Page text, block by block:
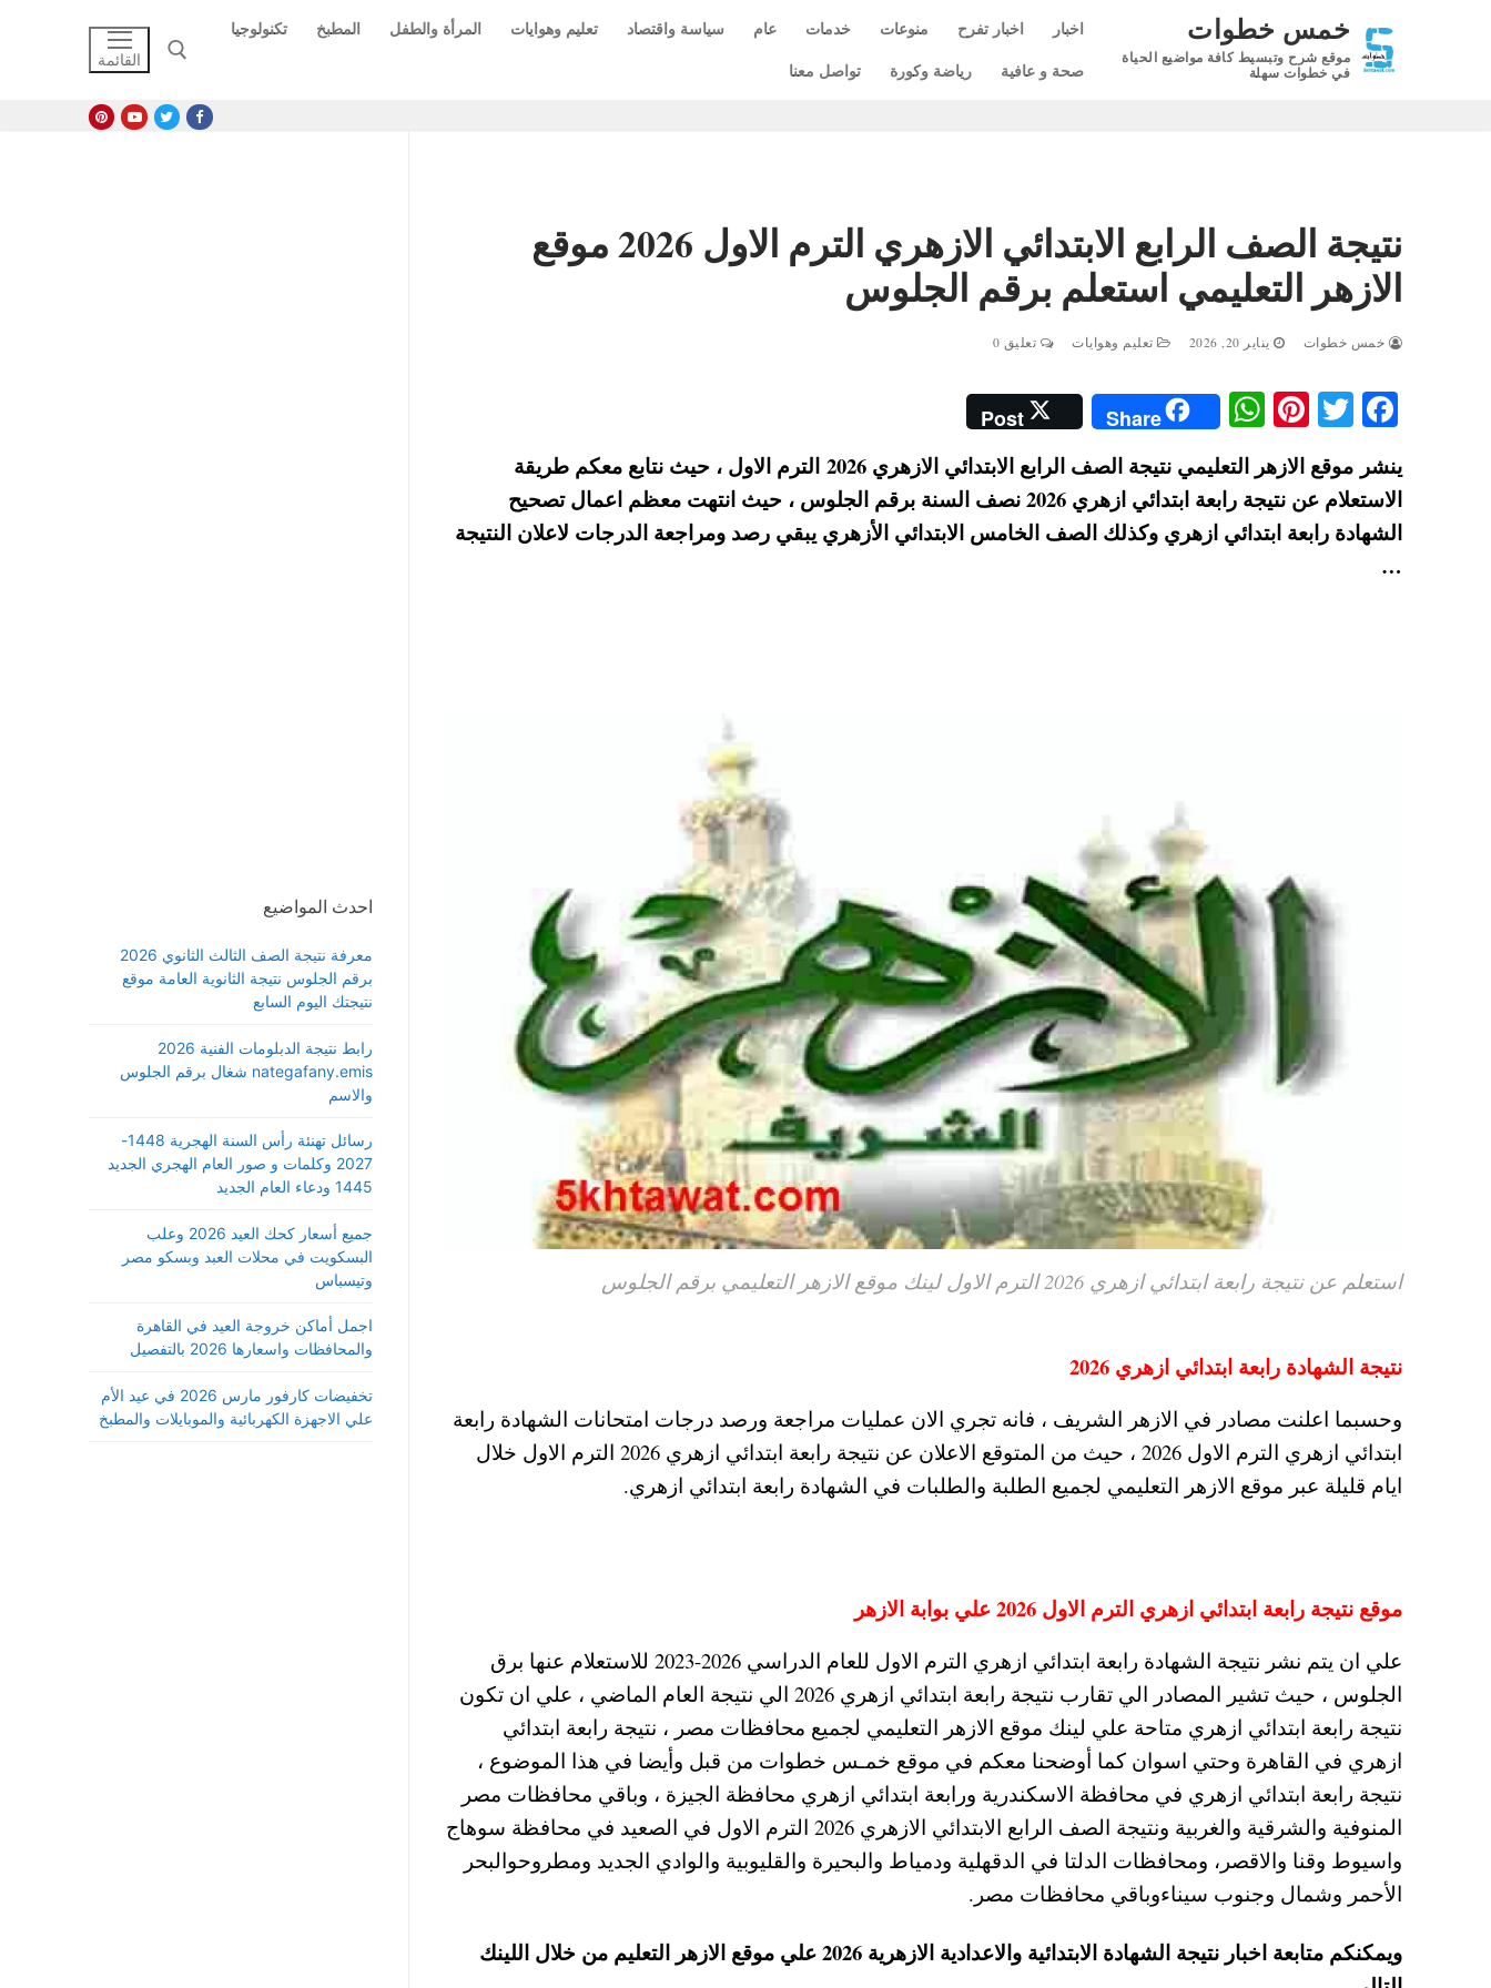
خمس خطوات
موقع شرح وتبسيط كافة مواضيع الحياة
في خطوات سهلة
اخبار اخبار تفرح منوعات خدمات عام سياسة واقتصاد تعليم وهوايات المرأة والطفل المطبخ
تكنولوجيا
صحة و عافية
رياضة وكورة تواصل معنا القائمة
نتيجة الصف الرابع الابتدائي الازهري الترم الاول 2026 موقع
الازهر التعليمي استعلم برقم الجلوس
خمس خطوات يناير 20, 2026 تعليم وهوايات تعليق 0
Fa
bo
ok
T
wi
tte
r
Pi
nt
er
es
t
W
ha
ts
A
pp
Share
Post
ينشر موقع الازهر التعليمي نتيجة الصف الرابع الابتدائي الازهري 2026 الترم الاول ، حيث نتابع معكم طريقة
الاستعلام عن نتيجة رابعة ابتدائي ازهري 2026 نصف السنة برقم الجلوس ، حيث انتهت معظم اعمال تصحيح
الشهادة رابعة ابتدائي ازهري وكذلك الصف الخامس الابتدائي الأزهري يبقي رصد ومراجعة الدرجات لاعلان النتيجة
…
استعلم عن نتيجة رابعة ابتدائي ازهري 2026 الترم الاول لينك موقع الازهر التعليمي برقم الجلوس
نتيجة الشهادة رابعة ابتدائي ازهري 2026
وحسبما اعلنت مصادر في الازهر الشريف ، فانه تجري الان عمليات مراجعة ورصد درجات امتحانات الشهادة رابعة
ابتدائي ازهري الترم الاول 2026 ، حيث من المتوقع الاعلان عن نتيجة رابعة ابتدائي ازهري 2026 الترم الاول خلال
ايام قليلة عبر موقع الازهر التعليمي لجميع الطلبة والطلبات في الشهادة رابعة ابتدائي ازهري.
موقع نتيجة رابعة ابتدائي ازهري الترم الاول 2026 علي بوابة الازهر
علي ان يتم نشر نتيجة الشهادة رابعة ابتدائي ازهري الترم الاول للعام الدراسي 2026-2023 للاستعلام عنها برق
الجلوس ، حيث تشير المصادر الي تقارب نتيجة رابعة ابتدائي ازهري 2026 الي نتيجة العام الماضي ، علي ان تكون
نتيجة رابعة ابتدائي ازهري متاحة علي لينك موقع الازهر التعليمي لجميع محافظات مصر ، نتيجة رابعة ابتدائي
ازهري في القاهرة وحتي اسوان كما أوضحنا معكم في موقع خمـس خطوات من قبل وأيضا في هذا الموضوع ،
نتيجة رابعة ابتدائي ازهري في محافظة الاسكندرية ورابعة ابتدائي ازهري محافظة الجيزة ، وباقي محافظات مصر
المنوفية والشرقية والغربية ونتيجة الصف الرابع الابتدائي الازهري 2026 الترم الاول في الصعيد في محافظة سوهاج
واسيوط وقنا والاقصر، ومحافظات الدلتا في الدقهلية ودمياط والبحيرة والقليوبية والوادي الجديد ومطروحوالبحر
الأحمر وشمال وجنوب سيناءوباقي محافظات مصر.
ويمكنكم متابعة اخبار نتيجة الشهادة الابتدائية والاعدادية الازهرية 2026 علي موقع الازهر التعليم من خلال اللينك
احدث المواضيع
معرفة نتيجة الصف الثالث الثانوي 2026
برقم الجلوس نتيجة الثانوية العامة موقع
نتيجتك اليوم السابع
رابط نتيجة الدبلومات الفنية 2026
nategafany.emis شغال برقم الجلوس
والاسم
رسائل تهنئة رأس السنة الهجرية 1448-
2027 وكلمات و صور العام الهجري الجديد
1445 ودعاء العام الجديد
جميع أسعار كحك العيد 2026 وعلب
البسكويت في محلات العبد وبسكو مصر
وتيسباس
اجمل أماكن خروجة العيد في القاهرة
والمحافظات واسعارها 2026 بالتفصيل
تخفيضات كارفور مارس 2026 في عيد الأم
علي الاجهزة الكهربائية والموبايلات والمطبخ